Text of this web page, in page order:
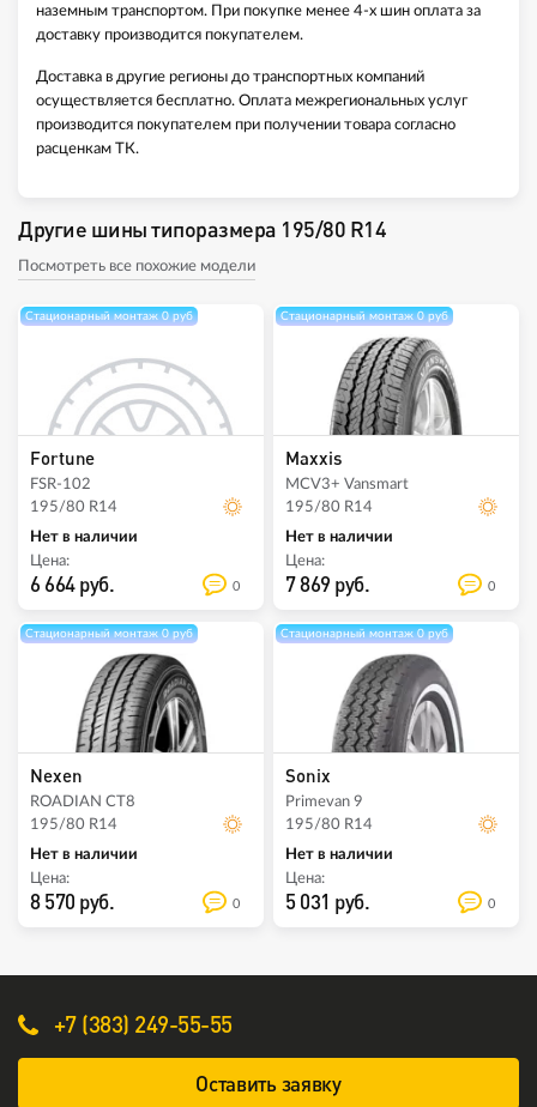
наземным транспортом. При покупке менее 4-х шин оплата за
доставку производится покупателем.
Доставка в другие регионы до транспортных компаний
осуществляется бесплатно. Оплата межрегиональных услуг
производится покупателем при получении товара согласно
расценкам ТК.
Другие шины типоразмера 195/80 R14
Посмотреть все похожие модели
Стационарный монтаж 0 руб
Fortune
FSR-102
195/80 R14
Нет в наличии
Цена:
6 664 руб. 0
Стационарный монтаж 0 руб
Maxxis
MCV3+ Vansmart
195/80 R14
Нет в наличии
Цена:
7 869 руб. 0
Стационарный монтаж 0 руб
Nexen
ROADIAN CT8
195/80 R14
Нет в наличии
Цена:
8 570 руб. 0
Стационарный монтаж 0 руб
Sonix
Primevan 9
195/80 R14
Нет в наличии
Цена:
5 031 руб. 0
+7 (383) 249-55-55
Оставить заявку